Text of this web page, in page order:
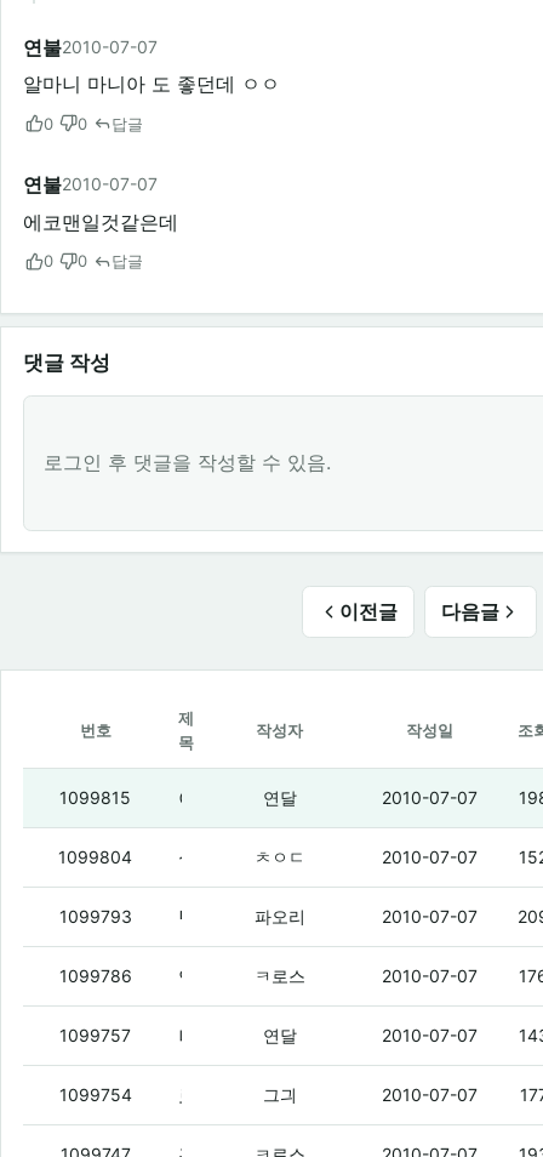
연불2010-07-07
알마니 마니아 도 좋던데 ㅇㅇ
0 0 답글
연불2010-07-07
에코맨일것같은데
0 0 답글
댓글 작성
로그인 후 댓글을 작성할 수 있음.
이전글 다음글
번호
제
목
작성자 작성일 조
1099815 (8)
연달 2010-07-07
1099804 ㅊㅇㄷ 2010-07-07
1099793 (5)
파오리 2010-07-07
1099786 (2)
ㅋ로스 2010-07-07
1099757 연달 2010-07-07
1099754 그긔 2010-07-07